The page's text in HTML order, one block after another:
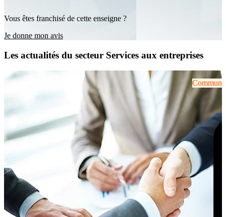
Vous êtes franchisé de cette enseigne ?
Je donne mon avis
Les actualités du secteur Services aux entreprises